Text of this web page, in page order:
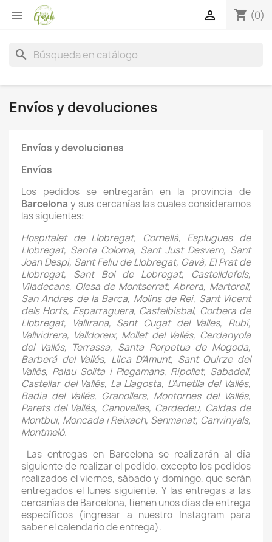
 shopping_cart (0)

search
Envíos y devoluciones
Envíos y devoluciones
Envíos
Los pedidos se entregarán en la provincia de
Barcelona y sus cercanías las cuales consideramos
las siguientes:
Hospitalet de Llobregat, Cornellà, Esplugues de
Llobregat, Santa Coloma, Sant Just Desvern, Sant
Joan Despi, Sant Feliu de Llobregat, Gavà, El Prat de
Llobregat, Sant Boi de Lobregat, Castelldefels,
Viladecans, Olesa de Montserrat, Abrera, Martorell,
San Andres de la Barca, Molins de Rei, Sant Vicent
dels Horts, Esparraguera, Castelbisbal, Corbera de
Llobregat, Vallirana, Sant Cugat del Valles, Rubí,
Vallvidrera, Valldoreix, Mollet del Vallés, Cerdanyola
del Vallés, Terrassa, Santa Perpetua de Mogoda,
Barberá del Vallés, Llica D'Amunt, Sant Quirze del
Vallés, Palau Solita i Plegamans, Ripollet, Sabadell,
Castellar del Vallés, La Llagosta, L'Ametlla del Vallés,
Badia del Vallés, Granollers, Montornes del Vallés,
Parets del Vallés, Canovelles, Cardedeu, Caldas de
Montbui, Moncada i Reixach, Senmanat, Canvinyals,
Montmeló.
Las entregas en Barcelona se realizarán al día
siguiente de realizar el pedido, excepto los pedidos
realizados el viernes, sábado y domingo, que serán
entregados el lunes siguiente. Y las entregas a las
cercanías de Barcelona, tienen unos días de entrega
específicos (ingresar a nuestro Instagram para
saber el calendario de entrega).